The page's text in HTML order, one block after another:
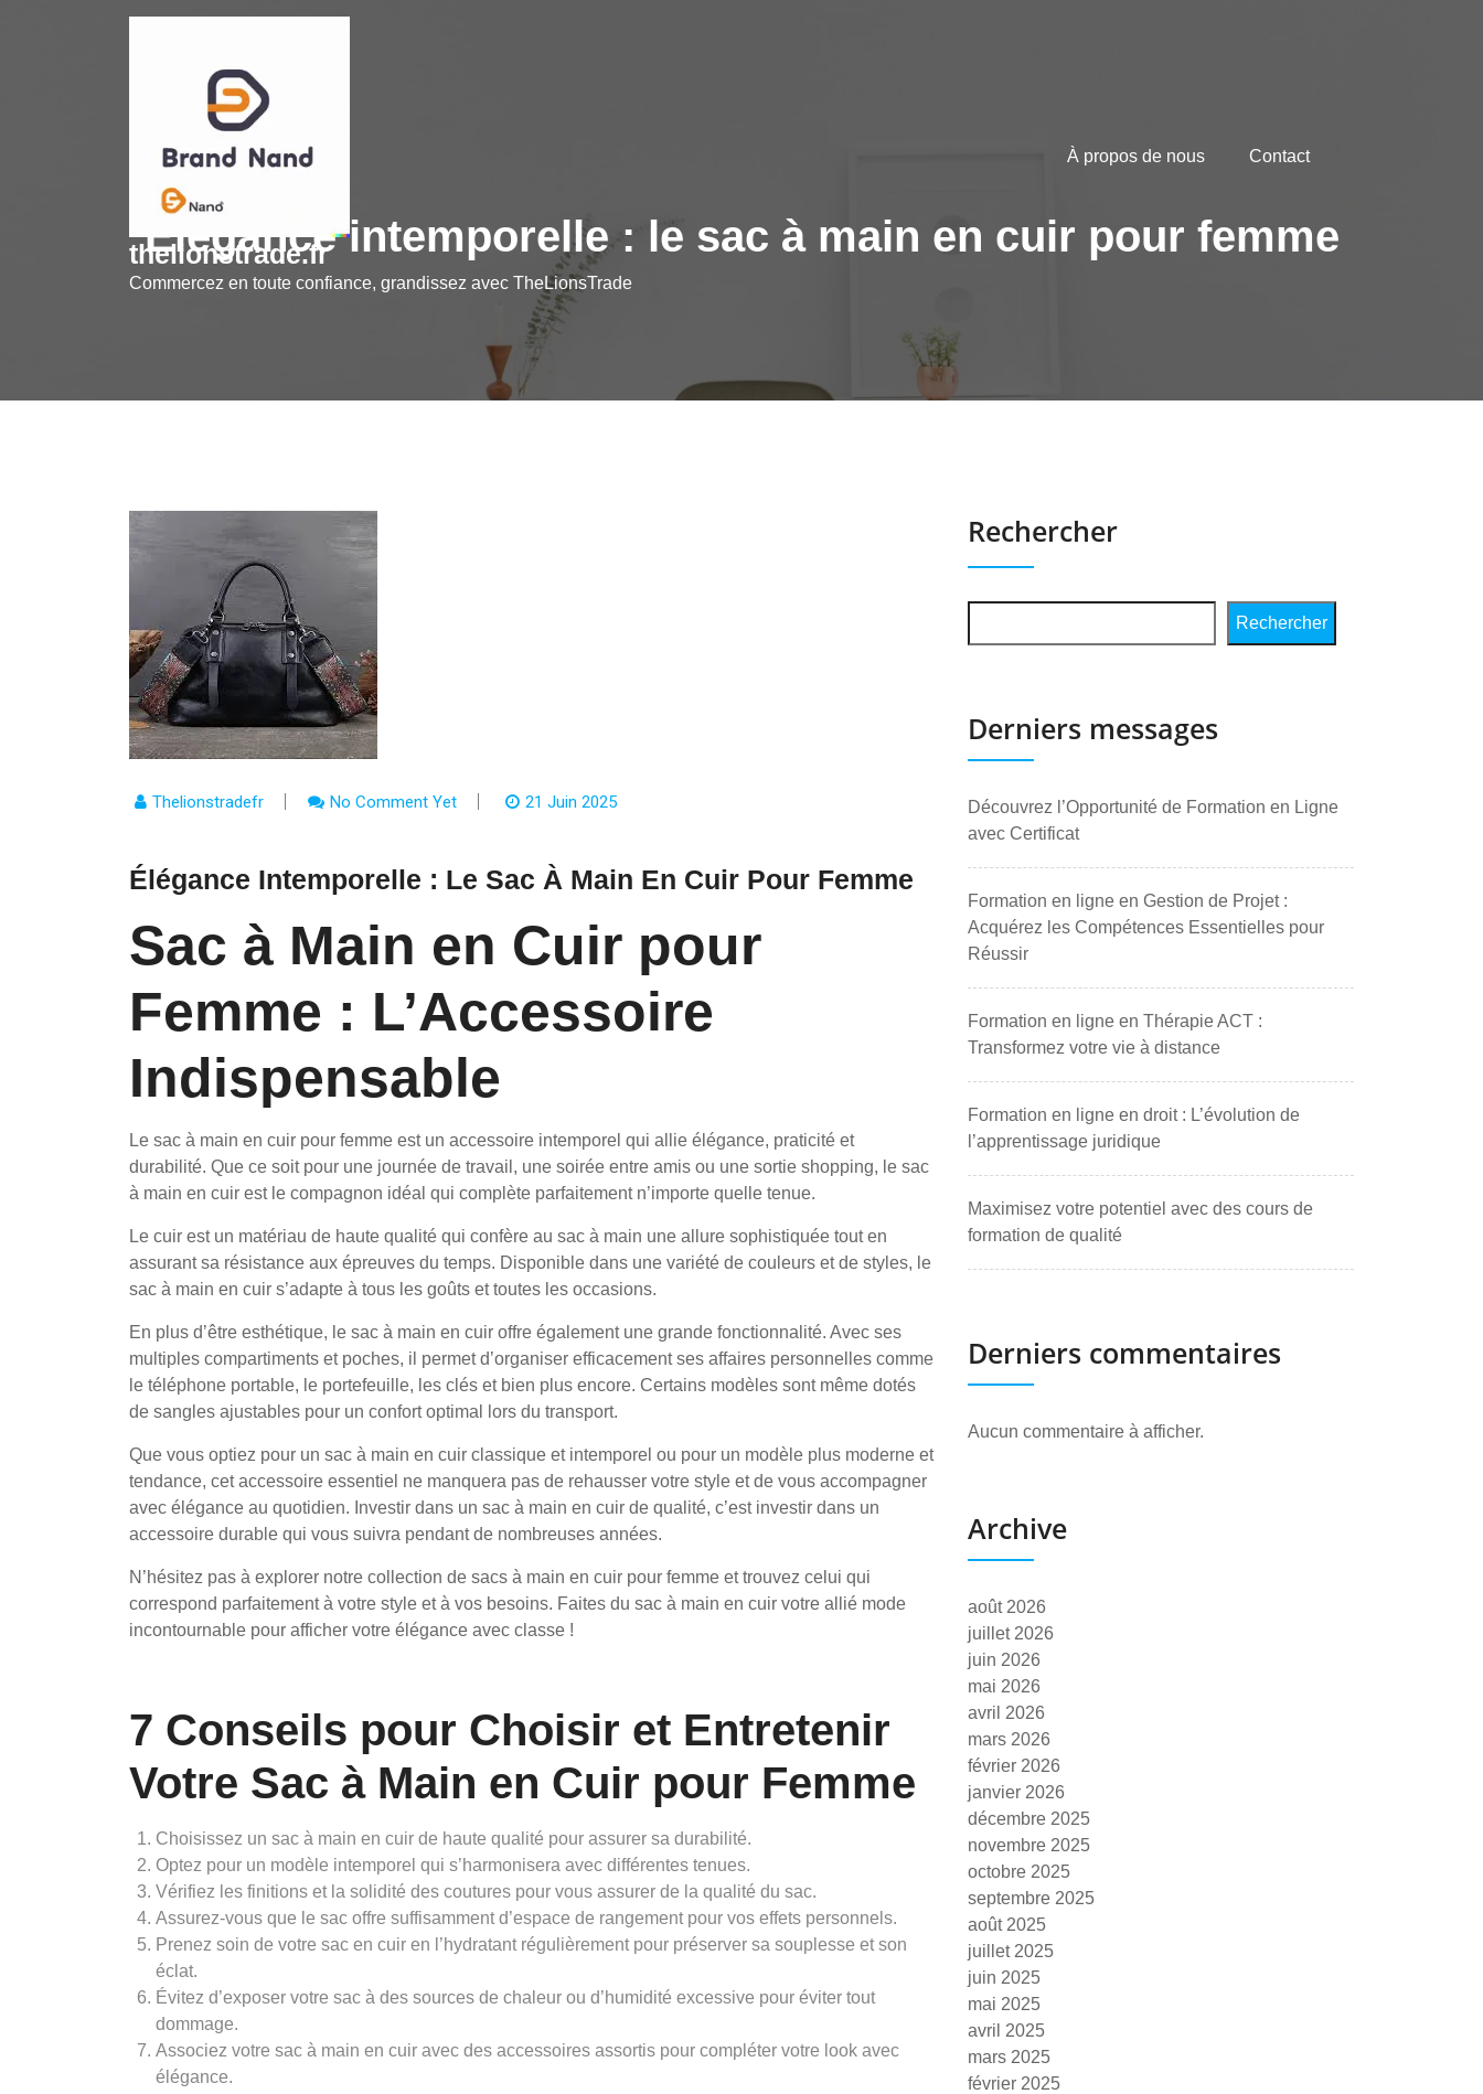
thelionstrade.fr
Commercez en toute confiance, grandissez avec TheLionsTrade
À propos de nous Contact
Élégance intemporelle : le sac à main en cuir pour femme
Thelionstradefr No Comment Yet 21 Juin 2025
Élégance Intemporelle : Le Sac À Main En Cuir Pour Femme
Sac à Main en Cuir pour
Femme : L’Accessoire
Indispensable
Le sac à main en cuir pour femme est un accessoire intemporel qui allie élégance, praticité et
durabilité. Que ce soit pour une journée de travail, une soirée entre amis ou une sortie shopping, le sac
à main en cuir est le compagnon idéal qui complète parfaitement n’importe quelle tenue.
Le cuir est un matériau de haute qualité qui confère au sac à main une allure sophistiquée tout en
assurant sa résistance aux épreuves du temps. Disponible dans une variété de couleurs et de styles, le
sac à main en cuir s’adapte à tous les goûts et toutes les occasions.
En plus d’être esthétique, le sac à main en cuir offre également une grande fonctionnalité. Avec ses
multiples compartiments et poches, il permet d’organiser efficacement ses affaires personnelles comme
le téléphone portable, le portefeuille, les clés et bien plus encore. Certains modèles sont même dotés
de sangles ajustables pour un confort optimal lors du transport.
Que vous optiez pour un sac à main en cuir classique et intemporel ou pour un modèle plus moderne et
tendance, cet accessoire essentiel ne manquera pas de rehausser votre style et de vous accompagner
avec élégance au quotidien. Investir dans un sac à main en cuir de qualité, c’est investir dans un
accessoire durable qui vous suivra pendant de nombreuses années.
N’hésitez pas à explorer notre collection de sacs à main en cuir pour femme et trouvez celui qui
correspond parfaitement à votre style et à vos besoins. Faites du sac à main en cuir votre allié mode
incontournable pour afficher votre élégance avec classe !
7 Conseils pour Choisir et Entretenir
Votre Sac à Main en Cuir pour Femme
Choisissez un sac à main en cuir de haute qualité pour assurer sa durabilité.
Optez pour un modèle intemporel qui s’harmonisera avec différentes tenues.
Vérifiez les finitions et la solidité des coutures pour vous assurer de la qualité du sac.
Assurez-vous que le sac offre suffisamment d’espace de rangement pour vos effets personnels.
Prenez soin de votre sac en cuir en l’hydratant régulièrement pour préserver sa souplesse et son
éclat.
Évitez d’exposer votre sac à des sources de chaleur ou d’humidité excessive pour éviter tout
dommage.
Associez votre sac à main en cuir avec des accessoires assortis pour compléter votre look avec
élégance.
Rechercher
Rechercher
Derniers messages
Découvrez l’Opportunité de Formation en Ligne
avec Certificat
Formation en ligne en Gestion de Projet :
Acquérez les Compétences Essentielles pour
Réussir
Formation en ligne en Thérapie ACT :
Transformez votre vie à distance
Formation en ligne en droit : L’évolution de
l’apprentissage juridique
Maximisez votre potentiel avec des cours de
formation de qualité
Derniers commentaires
Aucun commentaire à afficher.
Archive
août 2026
juillet 2026
juin 2026
mai 2026
avril 2026
mars 2026
février 2026
janvier 2026
décembre 2025
novembre 2025
octobre 2025
septembre 2025
août 2025
juillet 2025
juin 2025
mai 2025
avril 2025
mars 2025
février 2025